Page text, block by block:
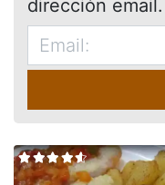
dirección email.